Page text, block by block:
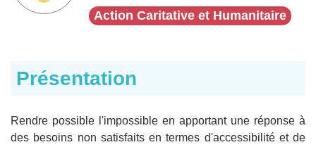
Action Caritative et Humanitaire
Présentation
Rendre possible l'impossible en apportant une réponse à
des besoins non satisfaits en termes d'accessibilité et de